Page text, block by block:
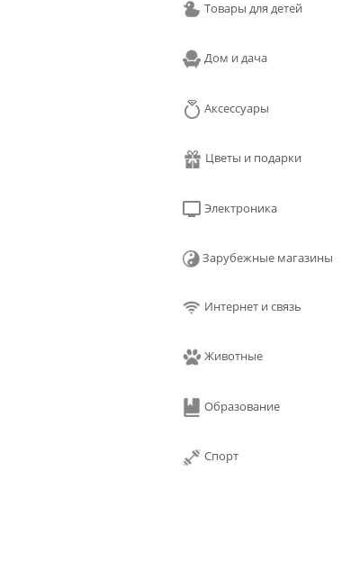
Товары для детей
Дом и дача
Аксессуары
Цветы и подарки
Электроника
Зарубежные магазины
Интернет и связь
Животные
Образование
Спорт